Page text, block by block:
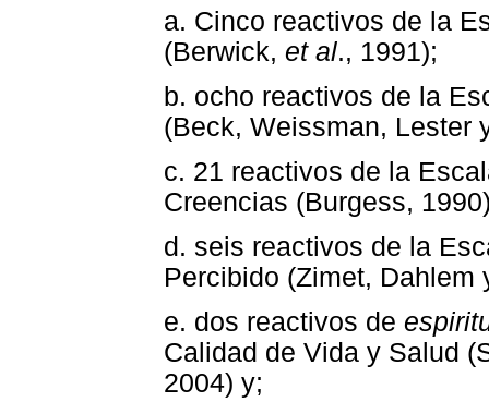
a. Cinco reactivos de la
(Berwick, et al., 1991);
b. ocho reactivos de la
(Beck, Weissman, Lester
c. 21 reactivos de la
Creencias (Burgess,
d. seis reactivos de la
Percibido (Zimet, Dahlem
e. dos reactivos de
Calidad de Vida y Salud
2004) y;